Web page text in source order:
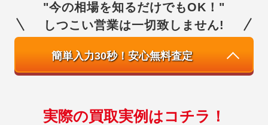
"今の相場を知るだけでもOK！"
しつこい営業は一切致しません!
簡単入力30秒！安心無料査定
実際の買取実例はコチラ！